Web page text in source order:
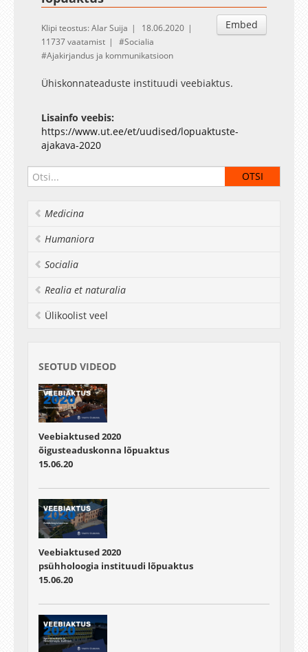
Embed
Klipi teostus: Alar Suija
18.06.2020
11737 vaatamist
Socialia
Ajakirjandus ja kommunikatsioon
Ühiskonnateaduste instituudi veebiaktus.
Lisainfo veebis:
https://www.ut.ee/et/uudised/lopuaktuste-
ajakava-2020
Medicina
Humaniora
Socialia
Realia et naturalia
Ülikoolist veel
SEOTUD VIDEOD
Veebiaktused 2020
õigusteaduskonna lõpuaktus
15.06.20
Veebiaktused 2020
psühholoogia instituudi lõpuaktus
15.06.20